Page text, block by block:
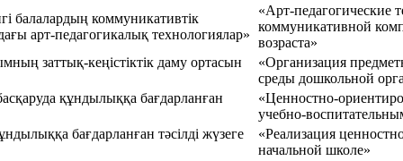
балалардың коммуникативтік
арт-педагогикалық технологиялар»
«Арт-педагогические
коммуникативной
возраста»
заттық-кеңістіктік даму ортасын
«Организация
среды дошкольной
құндылыққа бағдарланған
«Ценностно-
учебно-
бағдарланған тәсілді жүзеге
«Реализация
начальной школе»